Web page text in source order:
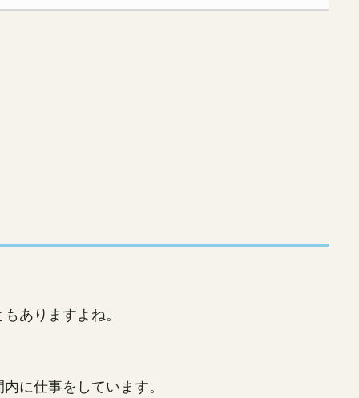
ありますよね。
に仕事をしています。